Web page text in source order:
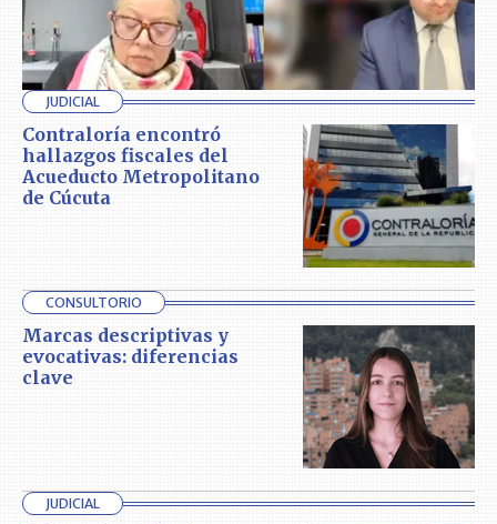
JUDICIAL
Contraloría encontró
hallazgos fiscales del
Acueducto Metropolitano
de Cúcuta
CONSULTORIO
Marcas descriptivas y
evocativas: diferencias
clave
JUDICIAL